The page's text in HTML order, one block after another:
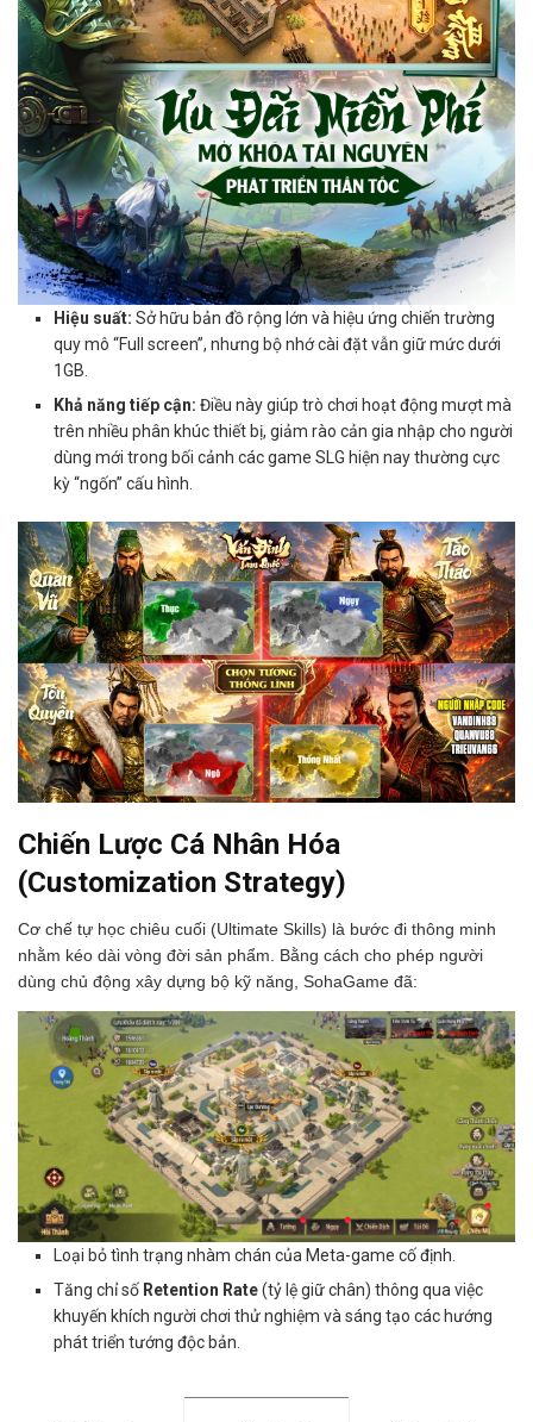
Hiệu suất: Sở hữu bản đồ rộng lớn và hiệu ứng chiến trường
quy mô “Full screen”, nhưng bộ nhớ cài đặt vẫn giữ mức dưới
1GB.
Khả năng tiếp cận: Điều này giúp trò chơi hoạt động mượt mà
trên nhiều phân khúc thiết bị, giảm rào cản gia nhập cho người
dùng mới trong bối cảnh các game SLG hiện nay thường cực
kỳ “ngốn” cấu hình.
Chiến Lược Cá Nhân Hóa
(Customization Strategy)
Cơ chế tự học chiêu cuối (Ultimate Skills) là bước đi thông minh
nhằm kéo dài vòng đời sản phẩm. Bằng cách cho phép người
dùng chủ động xây dựng bộ kỹ năng, SohaGame đã:
Loại bỏ tình trạng nhàm chán của Meta-game cố định.
Tăng chỉ số Retention Rate(tỷ lệ giữ chân) thông qua việc
khuyến khích người chơi thử nghiệm và sáng tạo các hướng
phát triển tướng độc bản.